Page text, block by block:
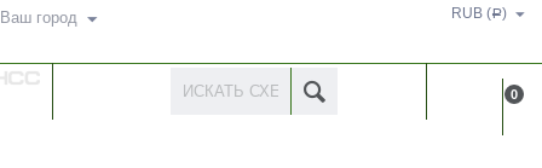
Ваш город RUB (Р)
0